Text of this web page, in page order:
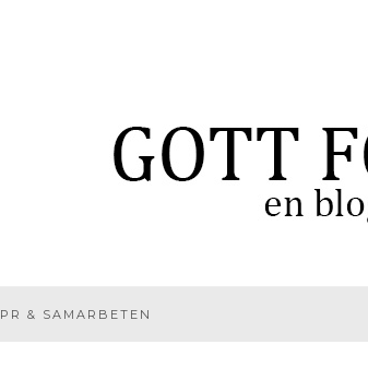
PR & SAMARBETEN